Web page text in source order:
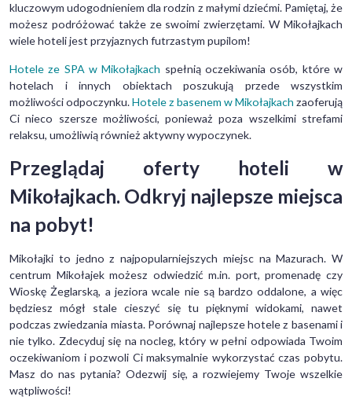
kluczowym udogodnieniem dla rodzin z małymi dziećmi. Pamiętaj, że
możesz podróżować także ze swoimi zwierzętami. W Mikołajkach
wiele hoteli jest przyjaznych futrzastym pupilom!
Hotele ze SPA w Mikołajkach spełnią oczekiwania osób, które w
hotelach i innych obiektach poszukują przede wszystkim
możliwości odpoczynku.Hotele z basenem w Mikołajkach zaoferują
Ci nieco szersze możliwości, ponieważ poza wszelkimi strefami
relaksu, umożliwią również aktywny wypoczynek.
Przeglądaj oferty hoteli w
Mikołajkach. Odkryj najlepsze miejsca
na pobyt!
Mikołajki to jedno z najpopularniejszych miejsc na Mazurach. W
centrum Mikołajek możesz odwiedzić m.in. port, promenadę czy
Wioskę Żeglarską, a jeziora wcale nie są bardzo oddalone, a więc
będziesz mógł stale cieszyć się tu pięknymi widokami, nawet
podczas zwiedzania miasta. Porównaj najlepsze hotele z basenami i
nie tylko. Zdecyduj się na nocleg, który w pełni odpowiada Twoim
oczekiwaniom i pozwoli Ci maksymalnie wykorzystać czas pobytu.
Masz do nas pytania? Odezwij się, a rozwiejemy Twoje wszelkie
wątpliwości!